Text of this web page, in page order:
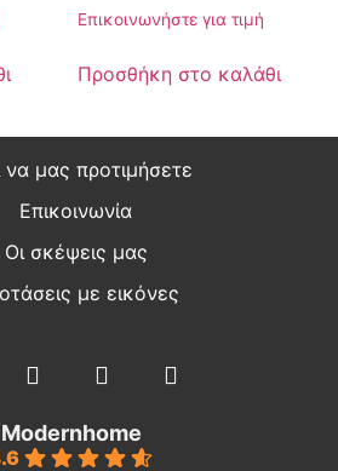
Επικοινωνήστε για τιμή
Προσθήκη στο καλάθι
να μας προτιμήσετε
Επικοινωνία
Οι σκέψεις μας
με εικόνες
Modernhome